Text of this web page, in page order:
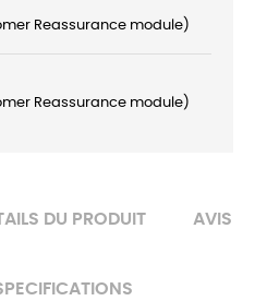
Reassurance module)
Reassurance module)
DU PRODUIT AVIS